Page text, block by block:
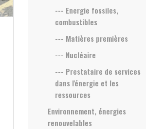
--- Energie fossiles,
combustibles
--- Matières premières
--- Nucléaire
--- Prestataire de services
dans l'énergie et les
ressources
Environnement, énergies
renouvelables